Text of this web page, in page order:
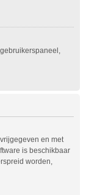
en met
is beschikbaar
worden,